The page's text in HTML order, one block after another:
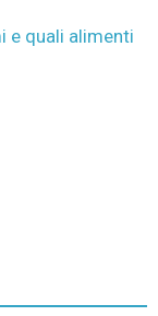
e quali alimenti